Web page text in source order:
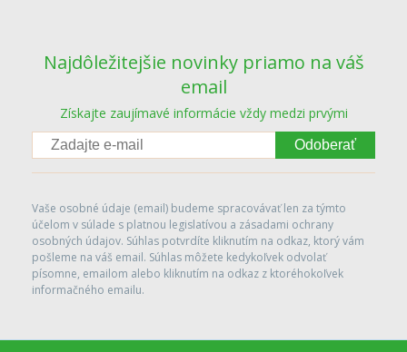
Najdôležitejšie novinky priamo na váš
email
Získajte zaujímavé informácie vždy medzi prvými
Odoberať
Vaše osobné údaje (email) budeme spracovávať len za týmto
účelom v súlade s platnou legislatívou a zásadami ochrany
osobných údajov. Súhlas potvrdíte kliknutím na odkaz, ktorý vám
pošleme na váš email. Súhlas môžete kedykoľvek odvolať
písomne, emailom alebo kliknutím na odkaz z ktoréhokoľvek
informačného emailu.